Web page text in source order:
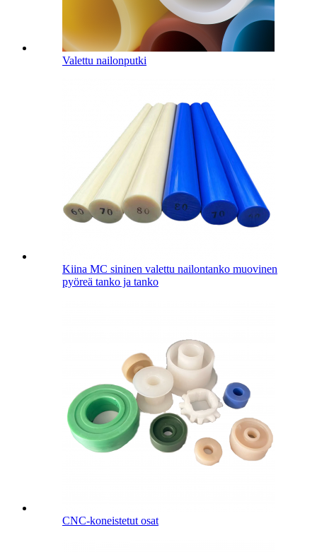
Valettu nailonputki
Kiina MC sininen valettu nailontanko muovinen
pyöreä tanko ja tanko
CNC-koneistetut osat